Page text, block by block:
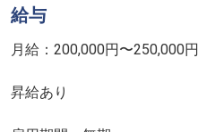
給与
月給：200,000円〜250,000円
昇給あり